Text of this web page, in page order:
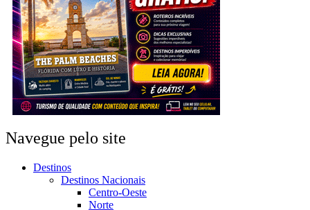
Navegue pelo site
Destinos
Destinos Nacionais
Centro-Oeste
Norte